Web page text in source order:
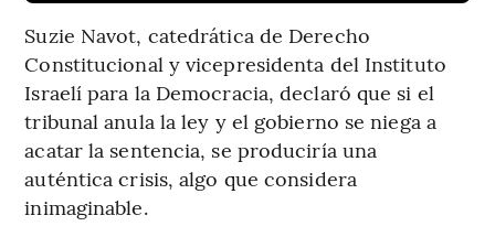
Suzie Navot, catedrática de Derecho
Constitucional y vicepresidenta del Instituto
Israelí para la Democracia, declaró que si el
tribunal anula la ley y el gobierno se niega a
acatar la sentencia, se produciría una
auténtica crisis, algo que considera
inimaginable.